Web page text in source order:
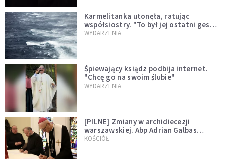
Karmelitanka utonęła, ratując
współsiostry. "To był jej ostatni gest
miłości"
WYDARZENIA
Śpiewający ksiądz podbija internet.
"Chcę go na swoim ślubie"
WYDARZENIA
[PILNE] Zmiany w archidiecezji
warszawskiej. Abp Adrian Galbas
wręczył dekrety nowym proboszczom
KOŚCIÓŁ